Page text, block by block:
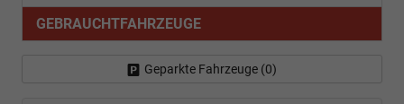
GEBRAUCHTFAHRZEUGE
Geparkte Fahrzeuge (0)